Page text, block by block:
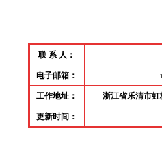
联 系 人：
电子邮箱：
工作地址： 浙江省乐清市虹
更新时间：